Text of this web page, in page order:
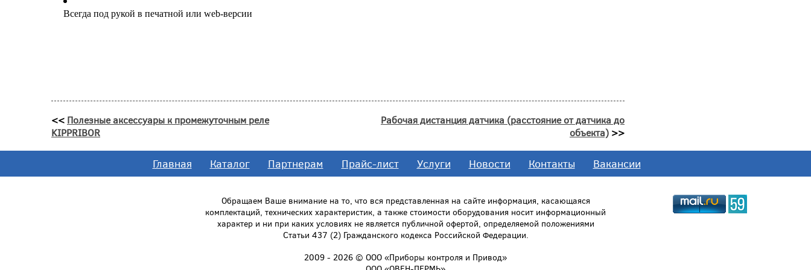
Всегда под рукой в печатной или web-версии
<< Полезные аксессуары к промежуточным реле
KIPPRIBOR
Рабочая дистанция датчика (расстояние от датчика до
объекта) >>
Главная Каталог Партнерам Прайс-лист Услуги Новости Контакты Вакансии
Обращаем Ваше внимание на то, что вся представленная на сайте информация, касающаяся
комплектаций, технических характеристик, а также стоимости оборудования носит информационный
характер и ни при каких условиях не является публичной офертой, определяемой положениями
Статьи 437 (2) Гражданского кодекса Российской Федерации.
2009 - 2026 © ООО «Приборы контроля и Привод»